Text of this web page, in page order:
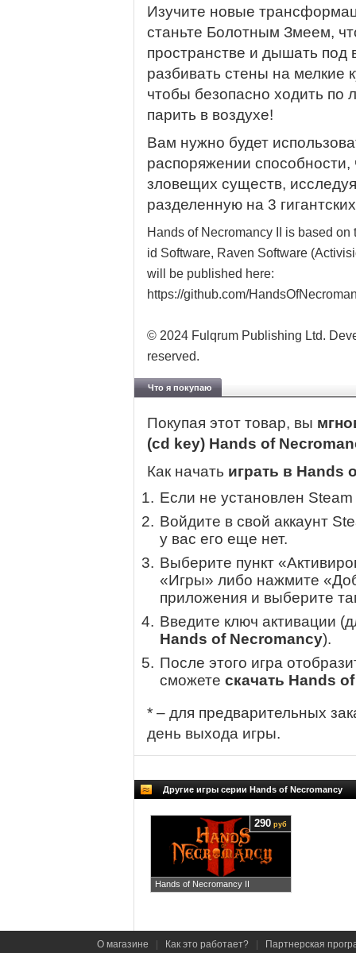
Изучите новые
станьте Болотным Змеем,
пространстве и дышать
разбивать стены на
чтобы безопасно ходить
парить в воздухе!
Вам нужно будет
распоряжении
зловещих существ,
разделенную на 3
Hands of Necromancy II is based
id Software, Raven Software
will be published here:
https://github.com/
© 2024 Fulqrum Publishing Ltd.
reserved.
Что я покупаю
Покупая этот товар, вы
(cd key) Hands of
Как начать играть в Hands
Если не установлен
Войдите в свой аккаунт
у вас его еще нет.
Выберите пункт
«Игры» либо нажмите
приложения и выберите
Введите ключ активации
Hands of Necromancy).
После этого игра
сможете скачать Hands
* – для предварительных
день выхода игры.
Другие игры серии Hands of Necromancy
Hands of Necromancy II
290 руб
О магазине Как это работает? Партнерская